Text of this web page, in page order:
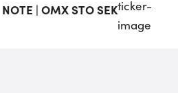
NOTE | OMX STO SEK